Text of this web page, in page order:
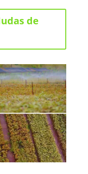
de